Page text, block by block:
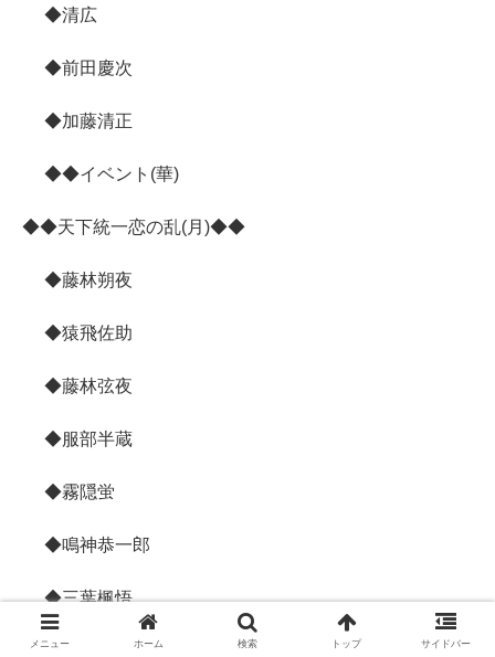
◆清広
◆前田慶次
◆加藤清正
◆◆イベント(華)
◆◆天下統一恋の乱(月)◆◆
◆藤林朔夜
◆猿飛佐助
◆藤林弦夜
◆服部半蔵
◆霧隠蛍
◆鳴神恭一郎
◆三葉楓悟
◆望月志真
メニュー ホーム 検索 トップ サイドバー